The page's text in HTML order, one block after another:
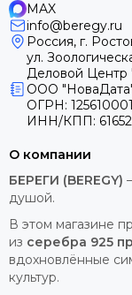
MAX
info@beregy.ru
Россия, г.
ул.
Деловой Центр
ООО
ОГРН:
ИНН/КПП:
О компании
БЕРЕГИ (BEREGY)
душой.
В этом магазине
из серебра 925
вдохновлённые
культур.